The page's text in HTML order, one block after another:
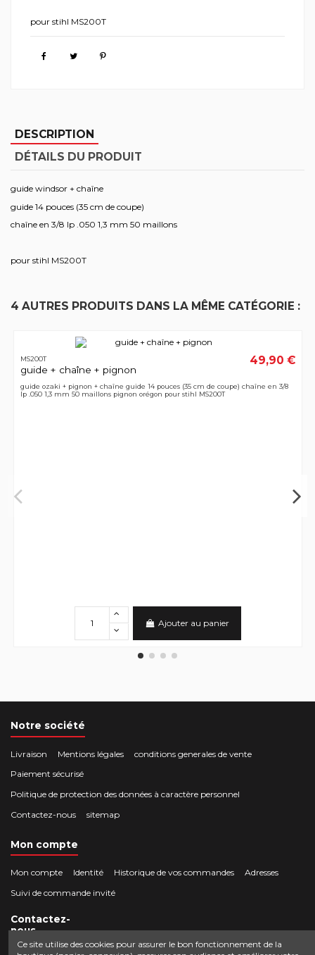
pour stihl MS200T
DESCRIPTION
DÉTAILS DU PRODUIT
guide windsor + chaîne
guide 14 pouces (35 cm de coupe)
chaîne en 3/8 lp .050 1,3 mm 50 maillons
pour stihl MS200T
4 AUTRES PRODUITS DANS LA MÊME CATÉGORIE :
MS200T
guide + chaîne + pignon
49,90 €
guide ozaki + pignon + chaîne guide 14 pouces (35 cm de coupe) chaîne en 3/8
lp .050 1,3 mm 50 maillons pignon orégon pour stihl MS200T
Ajouter au panier
Notre société
Livraison Mentions légales
conditions generales de vente
Paiement sécurisé
Politique de protection des données à caractère personnel
Contactez-nous
sitemap
Mon compte
Mon compte Identité Historique de vos commandes
Adresses
Suivi de commande invité
Contactez-
nous
Ce site utilise des cookies pour assurer le bon fonctionnement de la